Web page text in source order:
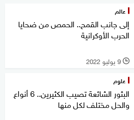
عالم
إلى جانب القمح.. الحمص من ضحايا
الحرب الأوكرانية
l 9 يوليو 2022
علوم
البثور الشائعة تصيب الكثيرين.. 6 أنواع
والحل مختلف لكل منها